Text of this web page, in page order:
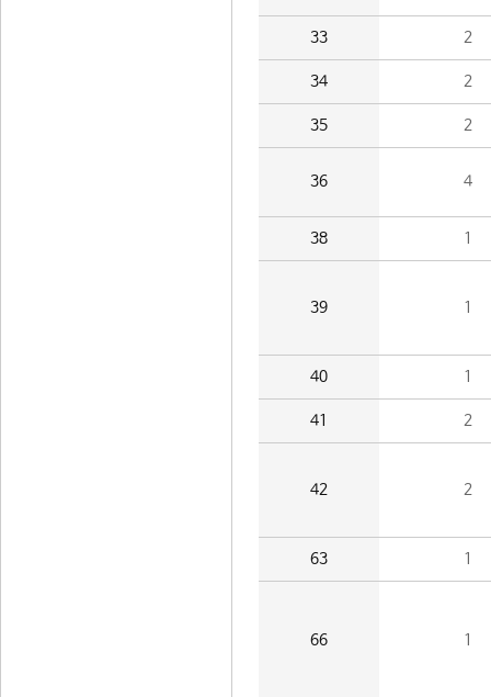
33 2
34 2
35 2
36 4
38 1
39 1
40 1
41 2
42 2
63 1
66 1